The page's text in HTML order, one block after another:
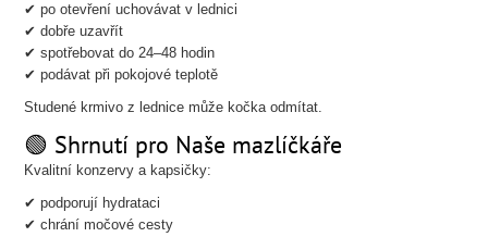
✔ po otevření uchovávat v lednici
✔ dobře uzavřít
✔ spotřebovat do 24–48 hodin
✔ podávat při pokojové teplotě
Studené krmivo z lednice může kočka odmítat.
🟢 Shrnutí pro Naše mazlíčkáře
Kvalitní konzervy a kapsičky:
✔ podporují hydrataci
✔ chrání močové cesty